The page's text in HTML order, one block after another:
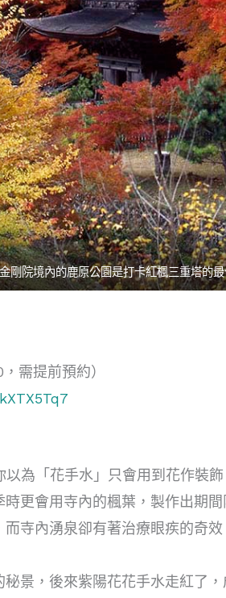
剛院境內的鹿原公園是打卡紅楓三重塔的
需提前預約）
為「花手水」只會用到花作裝
更會用寺內的楓葉，製作出期
寺內湧泉卻有著治療眼疾的奇
景，後來紫陽花花手水走紅了